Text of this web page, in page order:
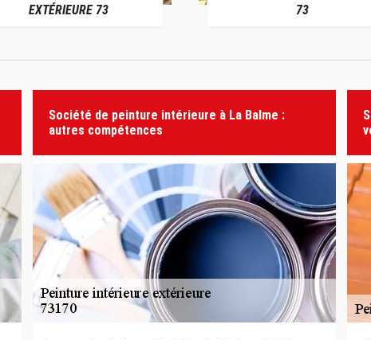
EXTÉRIEURE 73
73
Société de peinture intérieure à La Balme :
autres compétences